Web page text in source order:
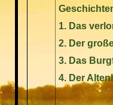
Geschichten
1. Das
2. Der
3. Das
4. Der